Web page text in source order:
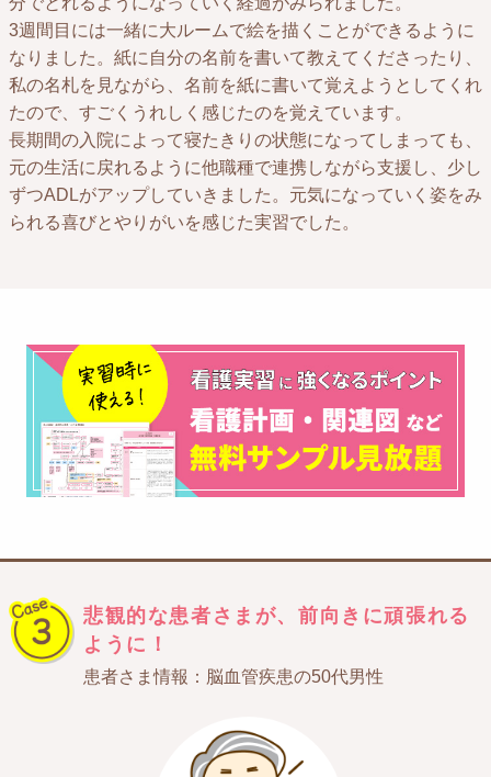
3週間目には一緒に大ルームで絵を描くことができるように
なりました。紙に自分の名前を書いて教えてくださったり、
私の名札を見ながら、名前を紙に書いて覚えようとしてくれ
たので、すごくうれしく感じたのを覚えています。
長期間の入院によって寝たきりの状態になってしまっても、
元の生活に戻れるように他職種で連携しながら支援し、少し
ずつADLがアップしていきました。元気になっていく姿をみ
られる喜びとやりがいを感じた実習でした。
悲観的な患者さまが、 前向きに頑張れる
ように！
患者さま情報：脳血管疾患の50代男性